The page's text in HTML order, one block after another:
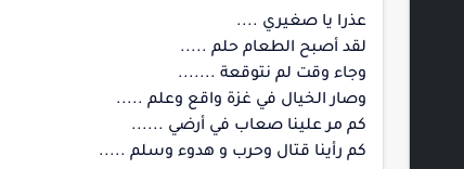
عذرا يا صغيري ....
لقد أصبح الطعام حلم .....
وجاء وقت لم نتوقعة .......
وصار الخيال في غزة واقع وعلم .....
كم مر علينا صعاب في أرضي ......
كم رأينا قتال وحرب و هدوء وسلم .....